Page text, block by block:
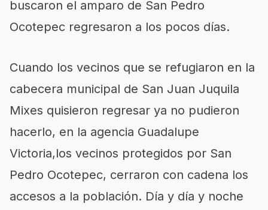
buscaron el amparo de San Pedro
Ocotepec regresaron a los pocos días.
Cuando los vecinos que se refugiaron en la
cabecera municipal de San Juan Juquila
Mixes quisieron regresar ya no pudieron
hacerlo, en la agencia Guadalupe
Victoria,los vecinos protegidos por San
Pedro Ocotepec, cerraron con cadena los
accesos a la población. Día y día y noche